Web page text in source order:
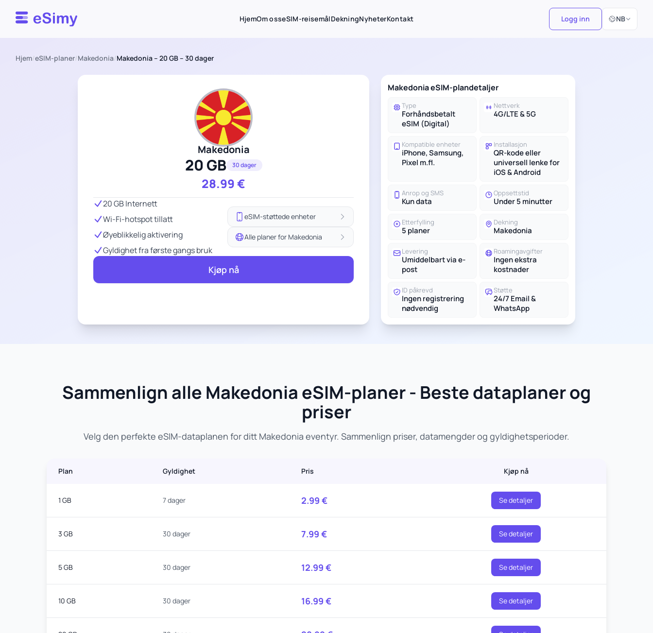
Esimy HjemOm osseSIM-reisemålDekningNyheterKontakt Logg inn NB
Velg språk
Hjem/eSIM-planer/Makedonia/Makedonia – 20 GB – 30 dager
Makedonia
20 GB 30 dager
28.99€
20 GB Internett
Wi-Fi-hotspot tillatt
Øyeblikkelig aktivering
Gyldighet fra første gangs bruk
eSIM-støttede enheter
Alle planer for Makedonia
Kjøp nå
Makedonia eSIM-plandetaljer
Type
Forhåndsbetalt
eSIM (Digital)
Nettverk
4G/LTE & 5G
Kompatible enheter
iPhone, Samsung,
Pixel m.fl.
Installasjon
QR-kode eller
universell lenke for
iOS & Android
Anrop og SMS
Kun data
Oppsettstid
Under 5 minutter
Etterfylling
5 planer
Dekning
Makedonia
Levering
Umiddelbart via e-
post
Roamingavgifter
Ingen ekstra
kostnader
ID påkrevd
Ingen registrering
nødvendig
Støtte
24/7 Email &
WhatsApp
Sammenlign alle Makedonia eSIM-planer - Beste dataplaner og
priser
Velg den perfekte eSIM-dataplanen for ditt Makedonia eventyr. Sammenlign priser, datamengder og gyldighetsperioder.
Plan Gyldighet Pris Kjøp nå
1 GB 7 dager 2.99 € Se detaljer
3 GB 30 dager 7.99 € Se detaljer
5 GB 30 dager 12.99 € Se detaljer
10 GB 30 dager 16.99 € Se detaljer